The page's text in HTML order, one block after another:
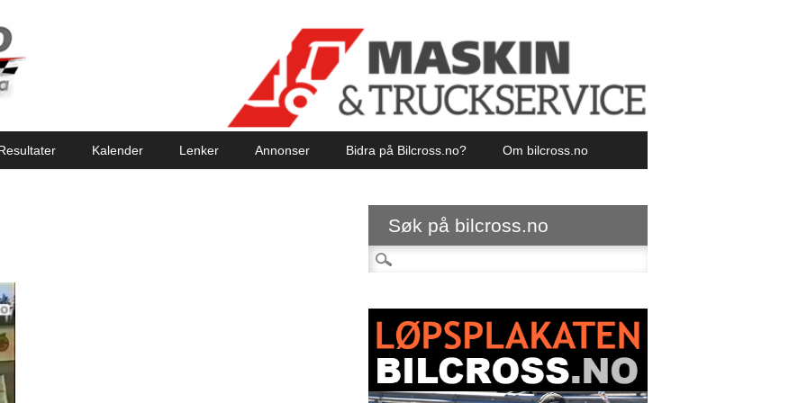
Kalender Lenker Annonser Bidra på Bilcross.no? Om bilcross.no
Søk på bilcross.no
Søk etter: